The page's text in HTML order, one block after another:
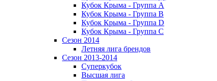
Кубок Крыма - Группа A
Кубок Крыма - Группа B
Кубок Крыма - Группа D
Кубок Крыма - Группа C
Сезон 2014
Летняя лига брендов
Сезон 2013-2014
Суперкубок
Высшая лига